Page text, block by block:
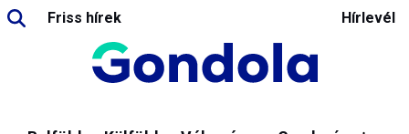
Friss hírek Hírlevél